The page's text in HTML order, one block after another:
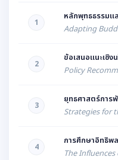
1
หลักพุทธธรรมแ
Adapting
2
ข้อเสนอแนะเชิ
Policy
3
ยุทธศาสตร์การ
Strategies for
4
การศึกษาอิทธิพ
The